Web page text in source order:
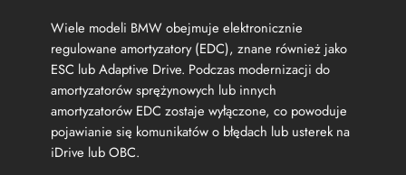
u
w
a
n
a
E
D
Wiele modeli BMW obejmuje elektronicznie
regulowane amortyzatory (EDC), znane również jako
ESC lub Adaptive Drive. Podczas modernizacji do
amortyzatorów sprężynowych lub innych
amortyzatorów EDC zostaje wyłączone, co powoduje
pojawianie się komunikatów o błędach lub usterek na
iDrive lub OBC.